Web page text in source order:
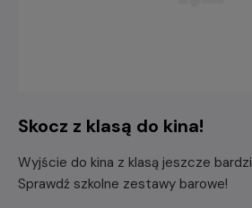
Skocz z klasą do kina!
Wyjście do kina z klasą jeszcze
Sprawdź szkolne zestawy barowe!